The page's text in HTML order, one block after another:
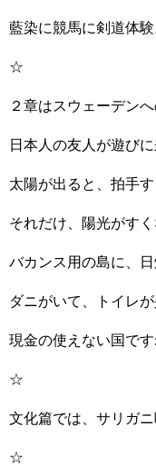
藍染に競馬に剣道体験
☆
２章はスウェーデン
日本人の友人が遊び
太陽が出ると、拍手
それだけ、陽光がす
バカンス用の島に、
ダニがいて、トイレ
現金の使えない国です
☆
文化篇では、サリガ
☆